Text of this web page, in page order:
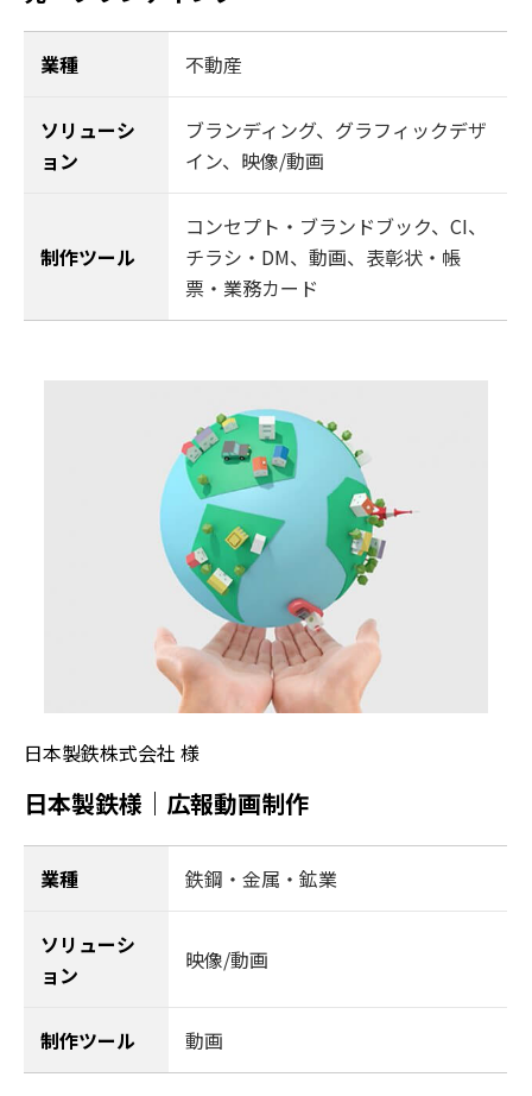
業種 不動産
ソリューシ
ョン
ブランディング、 グラフィックデザ
イン、 映像/動画
制作ツール
コンセプト・ブランドブック、CI、
チラシ・DM、動画、表彰状・帳
票・業務カード
日本製鉄株式会社 様
日本製鉄様｜広報動画制作
業種 鉄鋼・金属・鉱業
ソリューシ
ョン
映像/動画
制作ツール 動画